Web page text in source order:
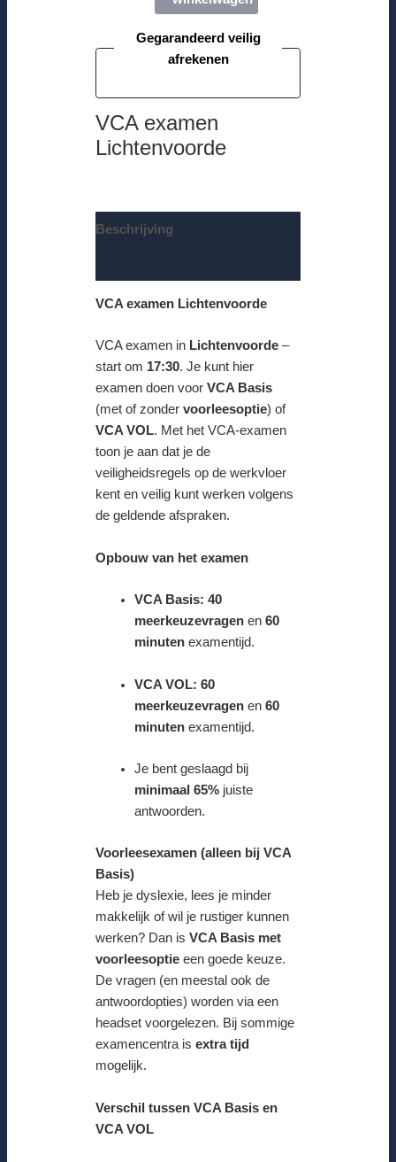
Gegarandeerd veilig
afrekenen
VCA examen
Lichtenvoorde
Beschrijving
VCA examen Lichtenvoorde
VCA examen in Lichtenvoorde–
start om 17:30. Je kunt hier
examen doen voor VCA Basis
(met of zonder voorleesoptie) of
VCA VOL. Met het VCA-examen
toon je aan dat je de
veiligheidsregels op de werkvloer
kent en veilig kunt werken volgens
de geldende afspraken.
Opbouw van het examen
VCA Basis: 40
meerkeuzevragenen 60
minutenexamentijd.
VCA VOL: 60
meerkeuzevragenen 60
minutenexamentijd.
Je bent geslaagd bij
minimaal 65%juiste
antwoorden.
Voorleesexamen (alleen bij VCA
Basis)
Heb je dyslexie, lees je minder
makkelijk of wil je rustiger kunnen
werken? Dan is VCA Basis met
voorleesoptieeen goede keuze.
De vragen (en meestal ook de
antwoordopties) worden via een
headset voorgelezen. Bij sommige
examencentra is extra tijd
mogelijk.
Verschil tussen VCA Basis en
VCA VOL